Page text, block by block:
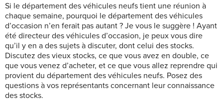
Si le département des véhicules neufs tient une réunion à
chaque semaine, pourquoi le département des véhicules
d’occasion n’en ferait pas autant ? Je vous le suggère ! Ayant
été directeur des véhicules d’occasion, je peux vous dire
qu’il y en a des sujets à discuter, dont celui des stocks.
Discutez des vieux stocks, ce que vous avez en double, ce
que vous venez d’acheter, et ce que vous allez reprendre qui
provient du département des véhicules neufs. Posez des
questions à vos représentants concernant leur connaissance
des stocks.